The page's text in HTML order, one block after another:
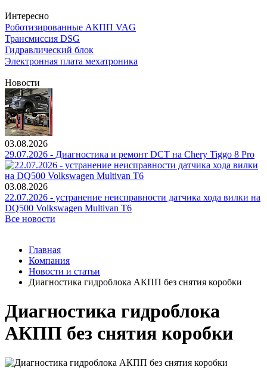
Интересно
Роботизированные АКПП VAG
Трансмиссия DSG
Гидравлический блок
Электронная плата мехатроника
Новости
03.08.2026
29.07.2026 - Диагностика и ремонт DCT на Chery Tiggo 8 Pro
03.08.2026
22.07.2026 - устранение неисправности датчика хода вилки на
DQ500 Volkswagen Multivan T6
Все новости
Главная
Компания
Новости и статьи
Диагностика гидроблока АКПП без снятия коробки
Диагностика гидроблока
АКПП без снятия коробки